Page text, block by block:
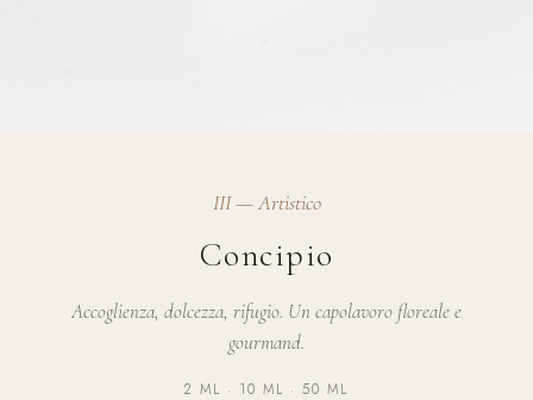
III — Artistico
Concipio
Accoglienza, dolcezza, rifugio. Un capolavoro floreale e
gourmand.
2 ML · 10 ML · 50 ML